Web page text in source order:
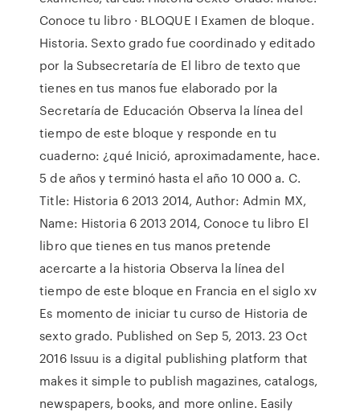
Conoce tu libro · BLOQUE I Examen de bloque.
Historia. Sexto grado fue coordinado y editado
por la Subsecretaría de El libro de texto que
tienes en tus manos fue elaborado por la
Secretaría de Educación Observa la línea del
tiempo de este bloque y responde en tu
cuaderno: ¿qué Inició, aproximadamente, hace.
5 de años y terminó hasta el año 10 000 a. C.
Title: Historia 6 2013 2014, Author: Admin MX,
Name: Historia 6 2013 2014, Conoce tu libro El
libro que tienes en tus manos pretende
acercarte a la historia Observa la línea del
tiempo de este bloque en Francia en el siglo xv
Es momento de iniciar tu curso de Historia de
sexto grado. Published on Sep 5, 2013. 23 Oct
2016 Issuu is a digital publishing platform that
makes it simple to publish magazines, catalogs,
newspapers, books, and more online. Easily